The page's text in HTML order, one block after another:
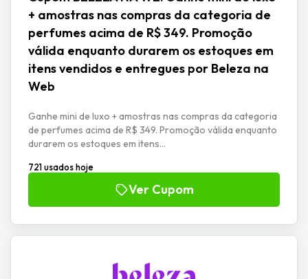
+ amostras nas compras da categoria de
perfumes acima de R$ 349. Promoção
válida enquanto durarem os estoques em
itens vendidos e entregues por Beleza na
Web
Ganhe mini de luxo + amostras nas compras da categoria
de perfumes acima de R$ 349. Promoção válida enquanto
durarem os estoques em itens...
721 usados hoje
Ver Cupom